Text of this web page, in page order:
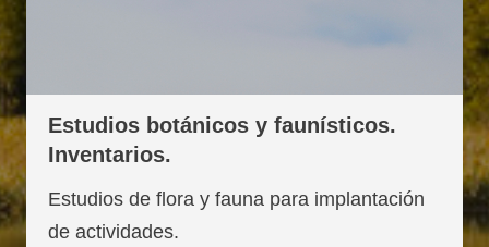
Estudios botánicos y faunísticos.
Inventarios.
Estudios de flora y fauna para implantación
de actividades.